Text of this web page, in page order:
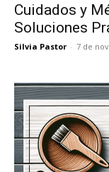
Cuidados y
Soluciones
Silvia Pastor - 7 de